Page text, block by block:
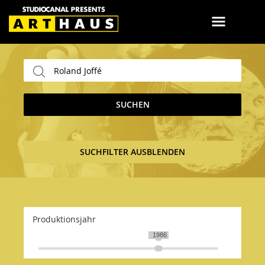
SUCHEN
SUCHFILTER AUSBLENDEN
Produktionsjahr
1984
1986